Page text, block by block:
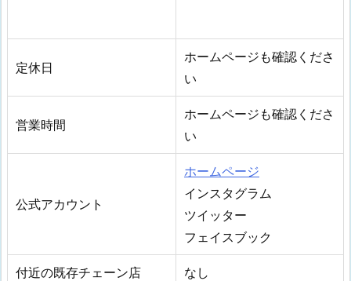
定休日
ホームページも確認くださ
い
営業時間
ホームページも確認くださ
い
公式アカウント
ホームページ
インスタグラム
ツイッター
フェイスブック
付近の既存チェーン店 なし